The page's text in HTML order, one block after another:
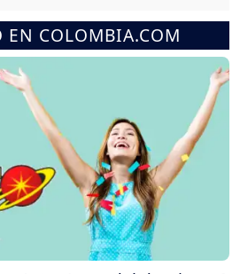
EN COLOMBIA.COM